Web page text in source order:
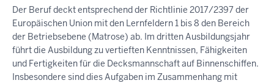
Der Beruf deckt entsprechend der Richtlinie 2017/2397 der
Europäischen Union mit den Lernfeldern 1 bis 8 den Bereich
der Betriebsebene (Matrose) ab. Im dritten Ausbildungsjahr
führt die Ausbildung zu vertieften Kenntnissen, Fähigkeiten
und Fertigkeiten für die Decksmannschaft auf Binnenschiffen.
Insbesondere sind dies Aufgaben im Zusammenhang mit